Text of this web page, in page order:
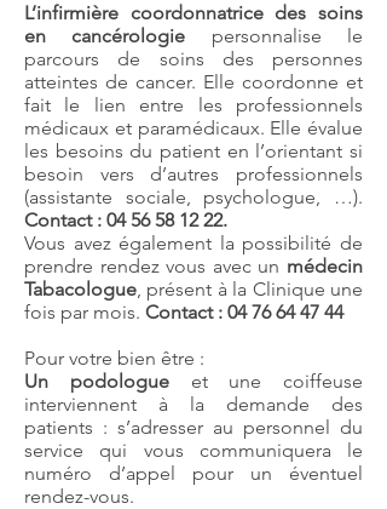
L’infirmière coordonnatrice des soins
en cancérologie personnalise le
parcours de soins des personnes
atteintes de cancer. Elle coordonne et
fait le lien entre les professionnels
médicaux et paramédicaux. Elle évalue
les besoins du patient en l’orientant si
besoin vers d’autres professionnels
(assistante sociale, psychologue, …).
Contact : 04 56 58 12 22.
Vous avez également la possibilité de
prendre rendez vous avec un médecin
Tabacologue, présent à la Clinique une
fois par mois. Contact : 04 76 64 47 44
Pour votre bien être :
Un podologueet une coiffeuse
interviennent à la demande des
patients : s’adresser au personnel du
service qui vous communiquera le
numéro d’appel pour un éventuel
rendez-vous.